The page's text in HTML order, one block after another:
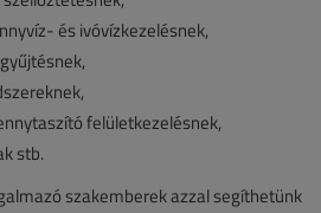
és ivóvízkezelésnek,
felületkezelésnek,
stb.
szakemberek azzal segíthetünk